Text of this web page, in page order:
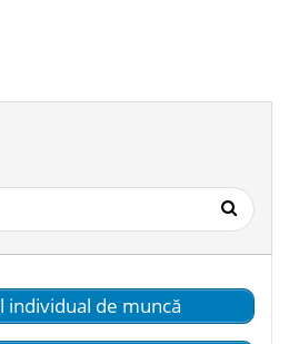
individual de muncă